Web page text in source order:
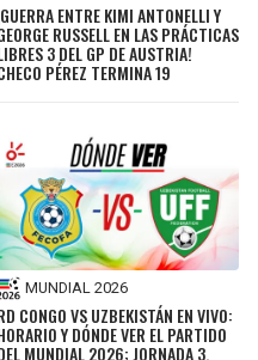
ENTRE KIMI ANTONELLI Y
RUSSELL EN LAS PRÁCTICAS
3 DEL GP DE AUSTRIA!
PÉREZ TERMINA 19
MUNDIAL 2026
CONGO VS UZBEKISTÁN EN VIVO:
Y DÓNDE VER EL PARTIDO
MUNDIAL 2026; JORNADA 3,